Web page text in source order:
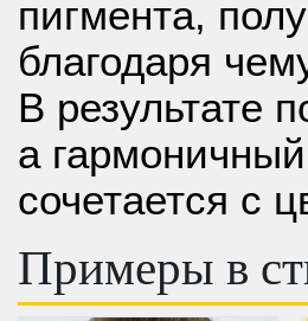
пигмента,
благодаря
В результате
а
сочетается с
Примеры в